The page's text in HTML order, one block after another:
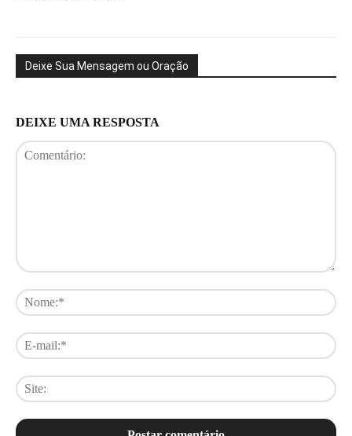
Deixe Sua Mensagem ou Oração
DEIXE UMA RESPOSTA